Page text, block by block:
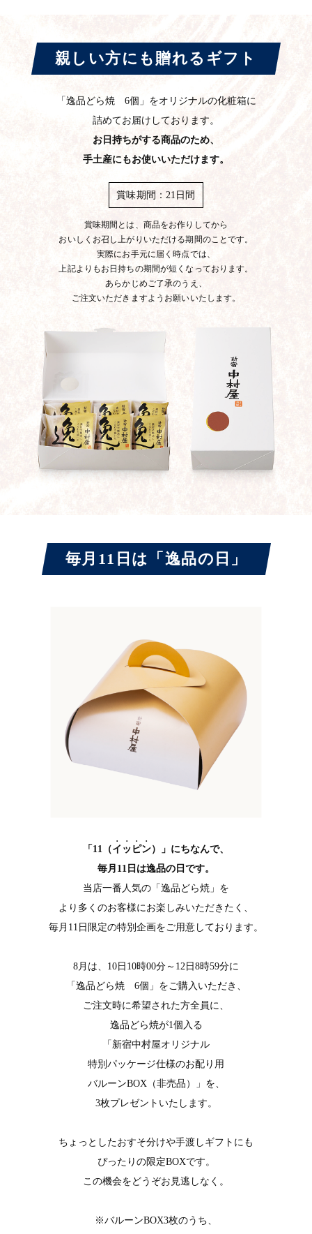
親しい方にも贈れるギフト
「逸品どら焼 6個」をオリジナルの化粧箱に
詰めてお届けしております。
お日持ちがする商品のため、
手土産にもお使いいただけます。
賞味期間：21日間
賞味期間とは、商品をお作りしてから
おいしくお召し上がりいただける期間のことです。
実際にお手元に届く時点では、
上記よりもお日持ちの期間が短くなっております。
あらかじめご了承のうえ、
ご注文いただきますようお願いいたします。
毎月11日は「逸品の日」
「11（イッピン）」にちなんで、
毎月11日は逸品の日です。
当店一番人気の「逸品どら焼」を
より多くのお客様にお楽しみいただきたく、
毎月11日限定の特別企画をご用意しております。
8月は、10日10時00分～12日8時59分に
「逸品どら焼 6個」をご購入いただき、
ご注文時に希望された方全員に、
逸品どら焼が1個入る
「新宿中村屋オリジナル
特別パッケージ仕様のお配り用
バルーンBOX（非売品）」を、
3枚プレゼントいたします。
ちょっとしたおすそ分けや手渡しギフトにも
ぴったりの限定BOXです。
この機会をどうぞお見逃しなく。
※バルーンBOX3枚のうち、